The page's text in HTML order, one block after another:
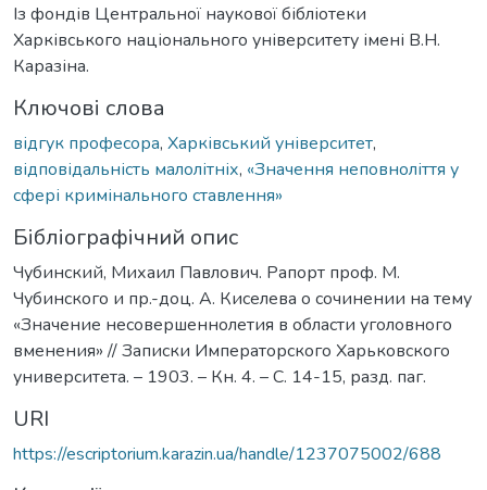
Із фондів Центральної наукової бібліотеки
Харківського національного університету імені В.Н.
Каразіна.
Ключові слова
відгук професора, Харківський університет,
відповідальність малолітніх, «Значення неповноліття у
сфері кримінального ставлення»
Бібліографічний опис
Чубинский, Михаил Павлович. Рапорт проф. М.
Чубинского и пр.-доц. А. Киселева о сочинении на тему
«Значение несовершеннолетия в области уголовного
вменения» // Записки Императорского Харьковского
университета. – 1903. – Кн. 4. – С. 14-15, разд. паг.
URI
https://escriptorium.karazin.ua/handle/1237075002/688